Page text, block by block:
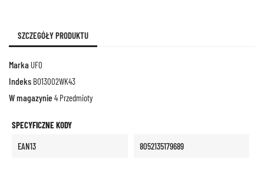
SZCZEGÓŁY PRODUKTU
Marka UFO
Indeks BO13002WK43
W magazynie 4 Przedmioty
SPECYFICZNE KODY
EAN13
8052135179689